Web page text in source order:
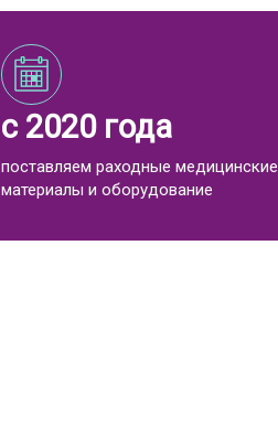
с 2020 года
поставляем раходные медицинские
материалы и оборудование